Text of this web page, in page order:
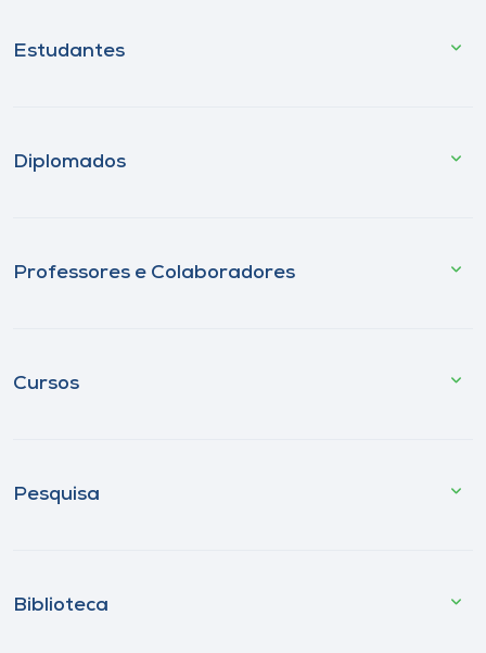
Estudantes
Diplomados
Professores e Colaboradores
Cursos
Pesquisa
Biblioteca